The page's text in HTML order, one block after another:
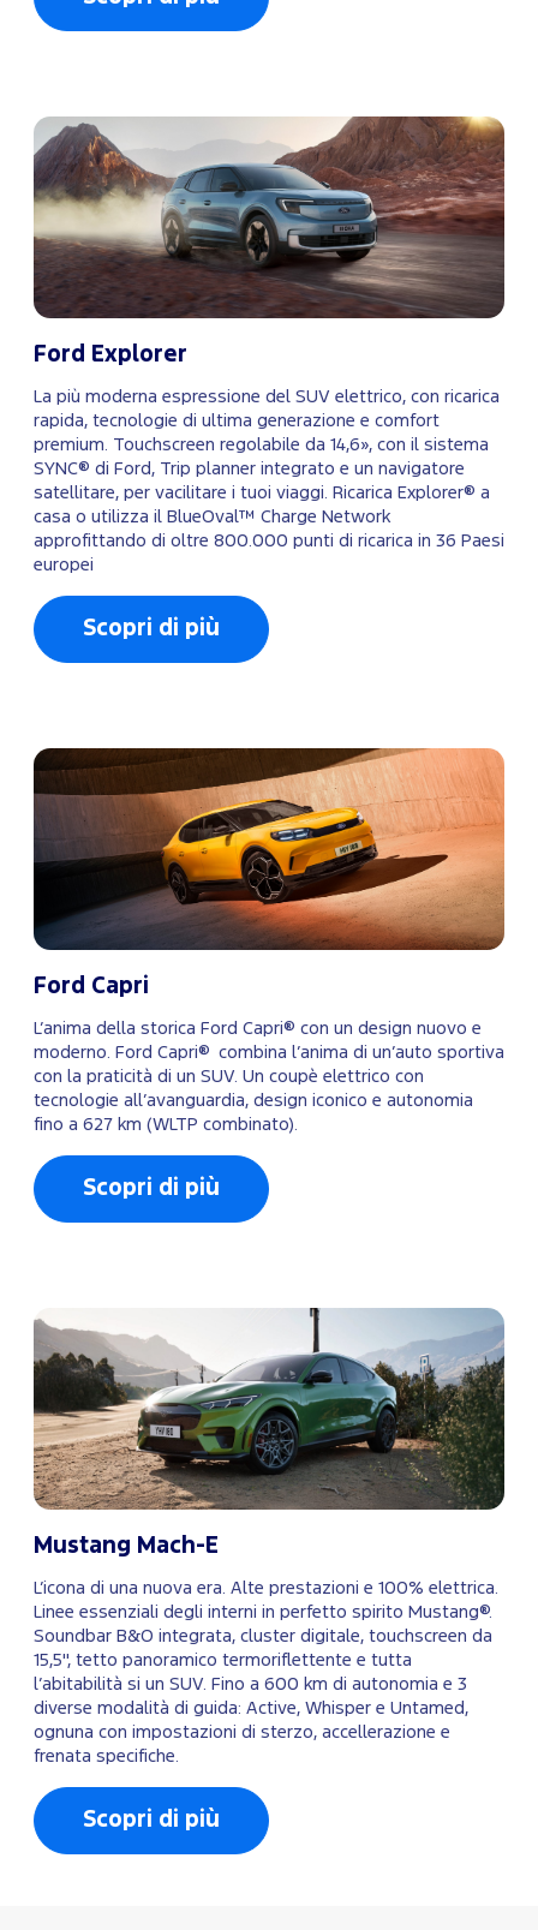
Ford Explorer
La più moderna espressione del SUV elettrico, con ricarica
rapida, tecnologie di ultima generazione e comfort
premium. Touchscreen regolabile da 14,6», con il sistema
SYNC® di Ford, Trip planner integrato e un navigatore
satellitare, per vacilitare i tuoi viaggi. Ricarica Explorer® a
casa o utilizza il BlueOval™ Charge Network
approfittando di oltre 800.000 punti di ricarica in 36 Paesi
europei
Scopri di più
Ford Capri
L’anima della storica Ford Capri® con un design nuovo e
moderno. Ford Capri® combina l’anima di un’auto sportiva
con la praticità di un SUV. Un coupè elettrico con
tecnologie all’avanguardia, design iconico e autonomia
fino a 627 km (WLTP combinato).
Scopri di più
Mustang Mach-E
L’icona di una nuova era. Alte prestazioni e 100% elettrica.
Linee essenziali degli interni in perfetto spirito Mustang®.
Soundbar B&O integrata, cluster digitale, touchscreen da
15,5", tetto panoramico termoriflettente e tutta
l’abitabilità si un SUV. Fino a 600 km di autonomia e 3
diverse modalità di guida: Active, Whisper e Untamed,
ognuna con impostazioni di sterzo, accellerazione e
frenata specifiche.
Scopri di più